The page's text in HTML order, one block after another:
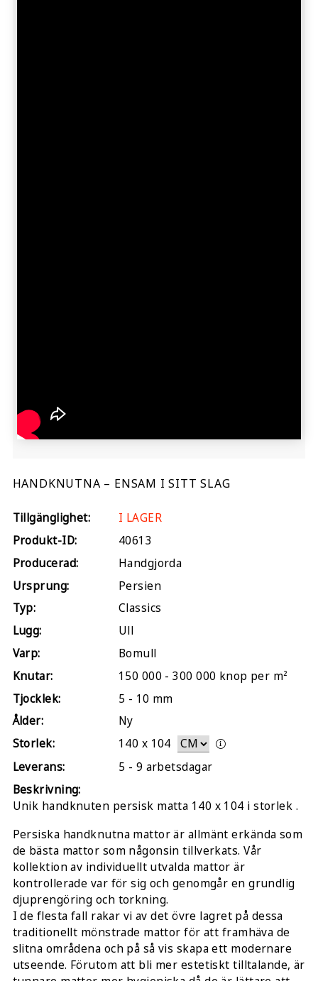
HANDKNUTNA – ENSAM I SITT SLAG
Tillgänglighet:
I LAGER
Produkt-ID:
40613
Producerad:
Handgjorda
Ursprung:
Persien
Typ:
Classics
Lugg:
Ull
Varp:
Bomull
Knutar:
150 000 - 300 000 knop per m²
Tjocklek:
5 - 10 mm
Ålder:
Ny
Storlek:
140 x 104
Leverans:
5 - 9 arbetsdagar
Beskrivning:
Unik handknuten persisk matta 140 x 104 i storlek .
Persiska handknutna mattor är allmänt erkända som
de bästa mattor som någonsin tillverkats. Vår
kollektion av individuellt utvalda mattor är
kontrollerade var för sig och genomgår en grundlig
djuprengöring och torkning.
I de flesta fall rakar vi av det övre lagret på dessa
traditionellt mönstrade mattor för att framhäva de
slitna områdena och på så vis skapa ett modernare
utseende. Förutom att bli mer estetiskt tilltalande, är